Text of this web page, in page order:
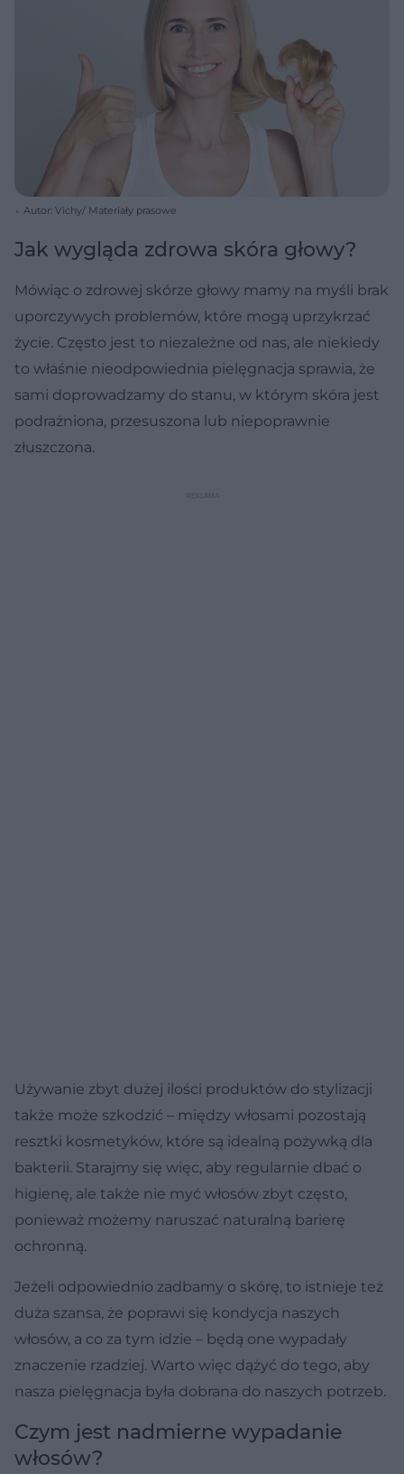
Autor: Vichy/ Materiały prasowe
Jak wygląda zdrowa skóra głowy?
Mówiąc o zdrowej skórze głowy mamy na myśli brak
uporczywych problemów, które mogą uprzykrzać
życie. Często jest to niezależne od nas, ale niekiedy
to właśnie nieodpowiednia pielęgnacja sprawia, że
sami doprowadzamy do stanu, w którym skóra jest
podrażniona, przesuszona lub niepoprawnie
złuszczona.
Używanie zbyt dużej ilości produktów do stylizacji
także może szkodzić – między włosami pozostają
resztki kosmetyków, które są idealną pożywką dla
bakterii. Starajmy się więc, aby regularnie dbać o
higienę, ale także nie myć włosów zbyt często,
ponieważ możemy naruszać naturalną barierę
ochronną.
Jeżeli odpowiednio zadbamy o skórę, to istnieje też
duża szansa, że poprawi się kondycja naszych
włosów, a co za tym idzie – będą one wypadały
znaczenie rzadziej. Warto więc dążyć do tego, aby
nasza pielęgnacja była dobrana do naszych potrzeb.
Czym jest nadmierne wypadanie
włosów?